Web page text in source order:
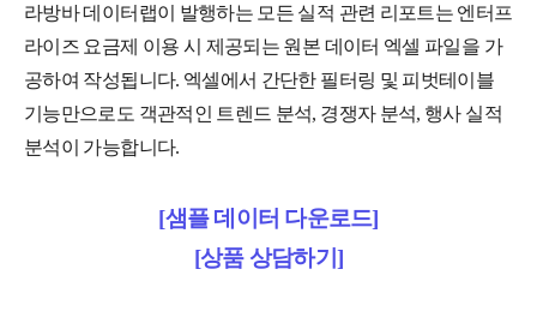
라방바 데이터랩이 발행하는 모든 실적 관련 리포트는 엔터프
라이즈 요금제 이용 시 제공되는 원본 데이터 엑셀 파일을 가
공하여 작성됩니다. 엑셀에서 간단한 필터링 및 피벗테이블
기능만으로도 객관적인 트렌드 분석, 경쟁자 분석, 행사 실적
분석이 가능합니다.
[샘플 데이터 다운로드]
[상품 상담하기]